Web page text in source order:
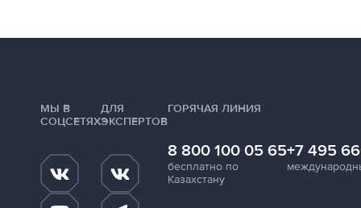
МЫ В
СОЦСЕТЯХ
ДЛЯ
ЭКСПЕРТОВ
ГОРЯЧАЯ ЛИНИЯ
8 800 100 05 65
бесплатно по
Казахстану
+7 495